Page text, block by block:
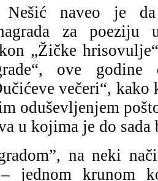
Nešić naveo je
za
„Žičke
ove godine
večeri“,
oduševljenjem
u kojima je do sada
na neki
jednom krunom